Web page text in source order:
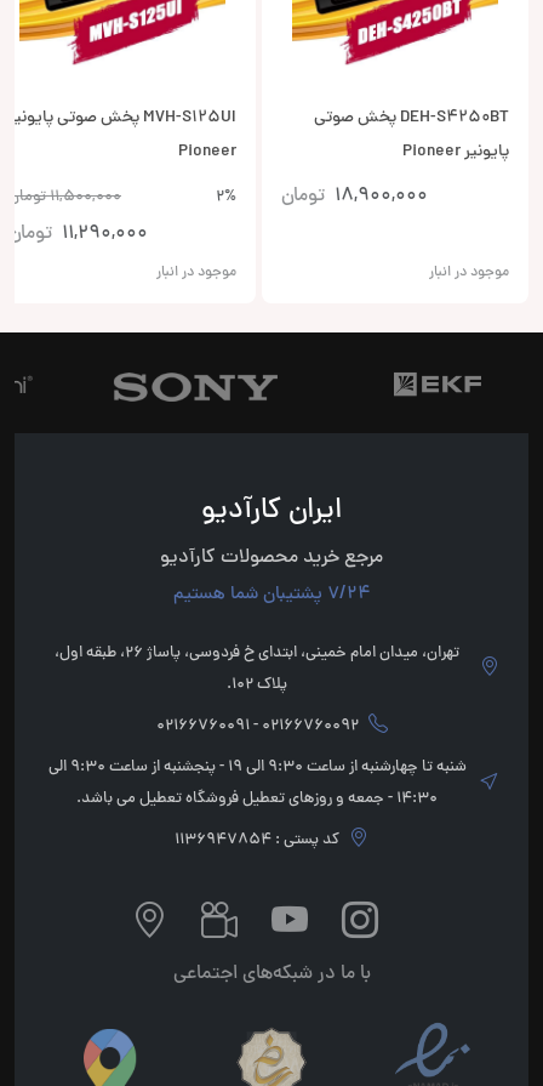
DEH-S4250BT پخش صوتی
پایونیر Pioneer
18,900,000 تومان
موجود در انبار
MVH-S125UI پخش صوتی پایونیر
Pioneer
2%
11,500,000تومان
11,290,000 تومان
موجود در انبار
ایران کارآدیو
مرجع خرید محصولات کارآدیو
7/24 پشتیبان شما هستیم
تهران، میدان امام خمینی، ابتدای خ فردوسی، پاساژ 26، طبقه اول،
پلاک 102.
02166760092 - 02166760091
شنبه تا چهارشنبه از ساعت 9:30 الی 19 - پنجشنبه از ساعت 9:30 الی
14:30 - جمعه و روزهای تعطیل فروشگاه تعطیل می باشد.
کد پستی : 1136947854
با ما در شبکه‌های اجتماعی